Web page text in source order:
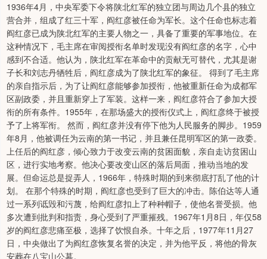
1936年4月，中央军委下令将陕北红军的独立团与周边几个县的独立
营合并，组成了红三十军，阎红彦被任命为军长。这个任命也标志着
阎红彦已成为陕北红军的主要人物之一，具备了重要的军事地位。在
这种情况下，毛主席在审阅授衔名单时发现没有阎红彦的名字，心中
感到不合适。他认为，陕北红军在革命中的贡献无可替代，尤其是谢
子长和刘志丹牺牲后，阎红彦成为了陕北红军的象征。 得到了毛主席
的亲自指示后，为了让阎红彦能够参加授衔，他被重新任命为成都军
区副政委，并且重新穿上了军装。这样一来，阎红彦符合了参加大授
衔的所有条件。1955年，在那场盛大的授衔仪式上，阎红彦终于被授
予了上将军衔。 然而，阎红彦并没有停下他为人民服务的脚步。1959
年8月，他被调任为云南的第一书记，并且兼任昆明军区的第一政委。
上任后的阎红彦，倾心致力于改变云南的贫困面貌，亲自走访贫困山
区，进行实地考察。他决心要改变山区的落后局面，推动当地的发
展。但命运总是捉弄人，1966年，特殊时期的到来彻底打乱了他的计
划。 在那个特殊的时期，阎红彦也受到了巨大的冲击。陈伯达等人通
过一系列诋毁和污蔑，给阎红彦扣上了种种帽子，使他名誉受损。他
多次遭到批判和指责，身心受到了严重摧残。1967年1月8日，年仅58
岁的阎红彦悲痛至极，选择了饮恨自杀。十年之后，1977年11月27
日，中央做出了为阎红彦恢复名誉的决定，并为他平反，将他的骨灰
安葬在八宝山公墓。